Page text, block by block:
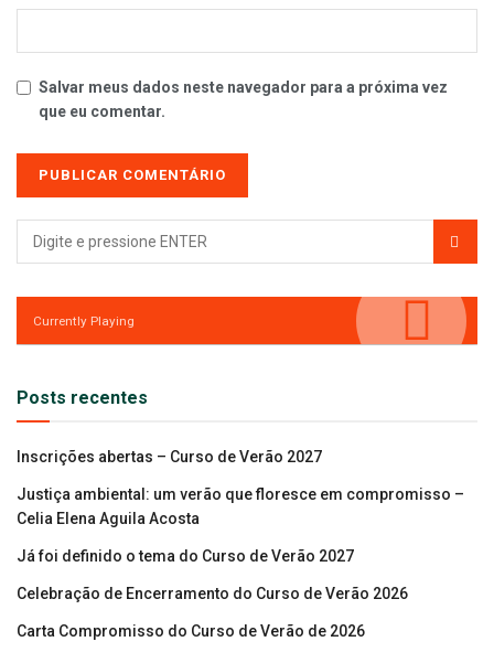
Salvar meus dados neste navegador para a próxima vez
que eu comentar.
Currently Playing
Posts recentes
Inscrições abertas – Curso de Verão 2027
Justiça ambiental: um verão que floresce em compromisso –
Celia Elena Aguila Acosta
Já foi definido o tema do Curso de Verão 2027
Celebração de Encerramento do Curso de Verão 2026
Carta Compromisso do Curso de Verão de 2026